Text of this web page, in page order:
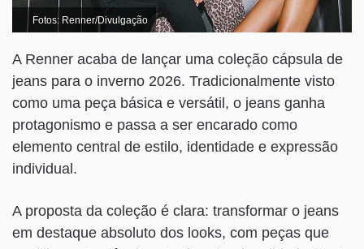
Fotos: Renner/Divulgação
A Renner acaba de lançar uma coleção cápsula de
jeans para o inverno 2026. Tradicionalmente visto
como uma peça básica e versátil, o jeans ganha
protagonismo e passa a ser encarado como
elemento central de estilo, identidade e expressão
individual.
A proposta da coleção é clara: transformar o jeans
em destaque absoluto dos looks, com peças que